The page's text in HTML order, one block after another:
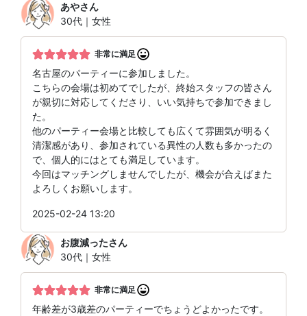
あやさん
30代｜女性
非常に満足
名古屋のパーティーに参加しました。
こちらの会場は初めてでしたが、終始スタッフの皆さん
が親切に対応してくださり、いい気持ちで参加できまし
た。
他のパーティー会場と比較しても広くて雰囲気が明るく
清潔感があり、参加されている異性の人数も多かったの
で、個人的にはとても満足しています。
今回はマッチングしませんでしたが、機会が合えばまた
よろしくお願いします。
2025-02-24 13:20
お腹減ったさん
30代｜女性
非常に満足
年齢差が3歳差のパーティーでちょうどよかったです。